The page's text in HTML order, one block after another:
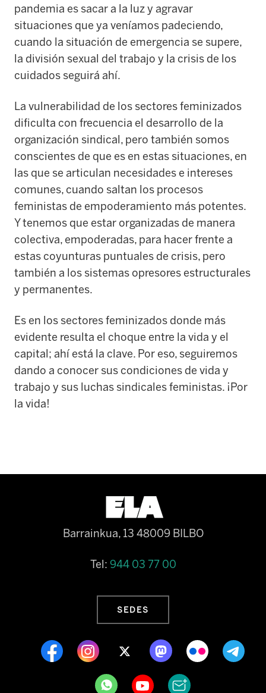
pandemia es sacar a la luz y agravar
situaciones que ya veníamos padeciendo,
cuando la situación de emergencia se supere,
la división sexual del trabajo y la crisis de los
cuidados seguirá ahí.
La vulnerabilidad de los sectores feminizados
dificulta con frecuencia el desarrollo de la
organización sindical, pero también somos
conscientes de que es en estas situaciones, en
las que se articulan necesidades e intereses
comunes, cuando saltan los procesos
feministas de empoderamiento más potentes.
Y tenemos que estar organizadas de manera
colectiva, empoderadas, para hacer frente a
estas coyunturas puntuales de crisis, pero
también a los sistemas opresores estructurales
y permanentes.
Es en los sectores feminizados donde más
evidente resulta el choque entre la vida y el
capital; ahí está la clave. Por eso, seguiremos
dando a conocer sus condiciones de vida y
trabajo y sus luchas sindicales feministas. ¡Por
la vida!
Barrainkua, 13 48009 BILBO
Tel: 944 03 77 00
SEDES